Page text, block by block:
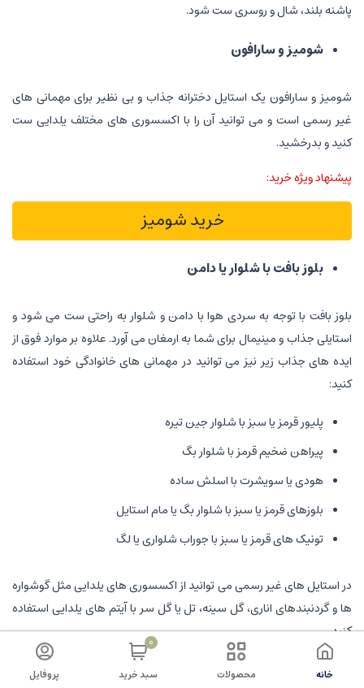
پاشنه بلند، شال و روسری ست شود.
شومیز و سارافون
شومیز و سارافون یک استایل دخترانه جذاب و بی نظیر برای مهمانی های
غیر رسمی است و می توانید آن را با اکسسوری های مختلف یلدایی ست
کنید و بدرخشید.
پیشنهاد ویژه خرید:
خرید شومیز
بلوز بافت با شلوار یا دامن
بلوز بافت با توجه به سردی هوا با دامن و شلوار به راحتی ست می شود و
استایلی جذاب و مینیمال برای شما به ارمغان می آورد. علاوه بر موارد فوق از
ایده های جذاب زیر نیز می توانید در مهمانی های خانوادگی خود استفاده
کنید:
پلیور قرمز یا سبز با شلوار جین تیره
پیراهن ضخیم قرمز با شلوار بگ
هودی یا سویشرت با اسلش ساده
بلوزهای قرمز یا سبز با شلوار بگ یا مام استایل
تونیک های قرمز یا سبز با جوراب شلواری یا لگ
در استایل های غیر رسمی می توانید از اکسسوری های یلدایی مثل گوشواره
ها و گردنبندهای اناری، گل سینه، تل یا گل سر با آیتم های یلدایی استفاده
کنید.
تیپ و استایل های زنانه سنتی برای شب یلدا
خانه محصولات
0
سبد خرید پروفایل